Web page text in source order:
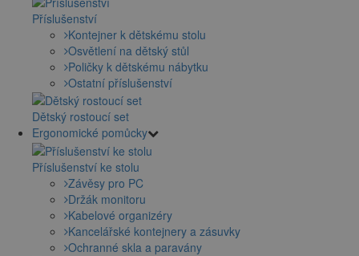
Příslušenství
Kontejner k dětskému stolu
Osvětlení na dětský stůl
Poličky k dětskému nábytku
Ostatní příslušenství
Dětský rostoucí set
Ergonomické pomůcky
Příslušenství ke stolu
Závěsy pro PC
Držák monitoru
Kabelové organizéry
Kancelářské kontejnery a zásuvky
Ochranné skla a paravány